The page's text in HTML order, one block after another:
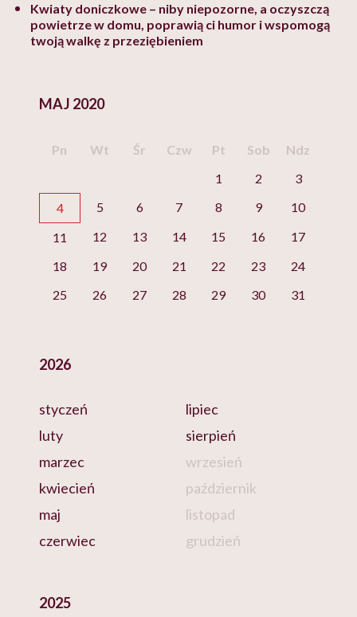
Kwiaty doniczkowe – niby niepozorne, a oczyszczą
powietrze w domu, poprawią ci humor i wspomogą
twoją walkę z przeziębieniem
MAJ 2020
Pn Wt Śr Czw Pt Sob
Ndz
1
2
3
4
5 6 7 8 9
10
11
12 13 14 15 16
17
18
19 20 21 22 23
24
25
26 27 28 29 30 31
2026
styczeń
luty
marzec
kwiecień
maj
czerwiec
lipiec
sierpień
wrzesień
październik
listopad
grudzień
2025